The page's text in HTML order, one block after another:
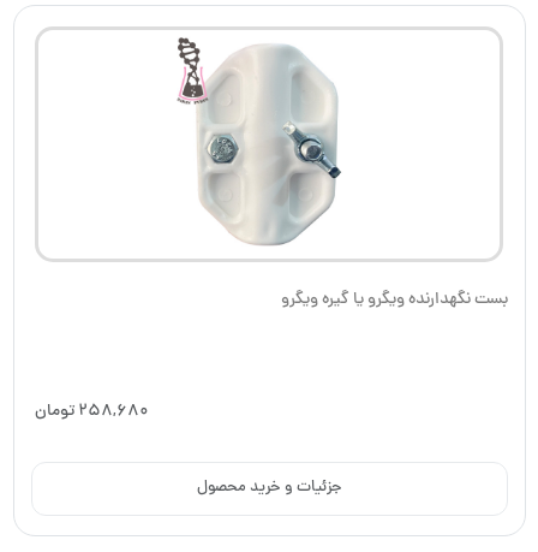
بست نگهدارنده ویگرو یا گیره ویگرو
258,680تومان
جزئیات و خرید محصول